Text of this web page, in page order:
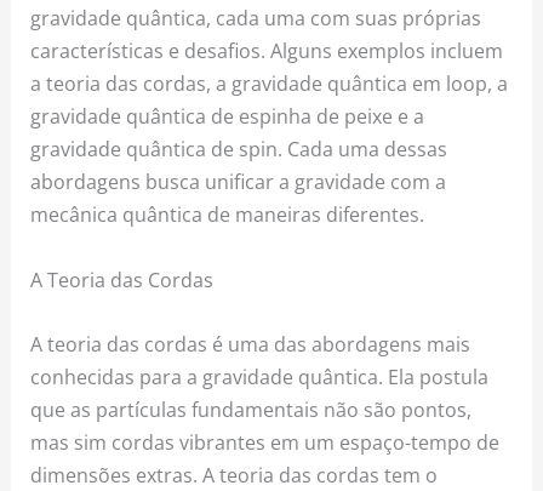
gravidade quântica, cada uma com suas próprias
características e desafios. Alguns exemplos incluem
a teoria das cordas, a gravidade quântica em loop, a
gravidade quântica de espinha de peixe e a
gravidade quântica de spin. Cada uma dessas
abordagens busca unificar a gravidade com a
mecânica quântica de maneiras diferentes.
A Teoria das Cordas
A teoria das cordas é uma das abordagens mais
conhecidas para a gravidade quântica. Ela postula
que as partículas fundamentais não são pontos,
mas sim cordas vibrantes em um espaço-tempo de
dimensões extras. A teoria das cordas tem o